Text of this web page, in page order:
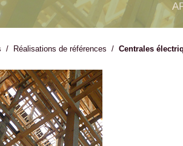
/ Réalisations de références / Centrales